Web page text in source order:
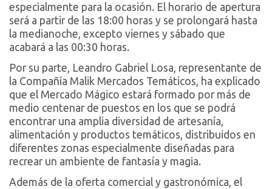
especialmente para la ocasión. El horario de apertura
será a partir de las 18:00 horas y se prolongará hasta
la medianoche, excepto viernes y sábado que
acabará a las 00:30 horas.
Por su parte, Leandro Gabriel Losa, representante de
la Compañía Malik Mercados Temáticos, ha explicado
que el Mercado Mágico estará formado por más de
medio centenar de puestos en los que se podrá
encontrar una amplia diversidad de artesanía,
alimentación y productos temáticos, distribuidos en
diferentes zonas especialmente diseñadas para
recrear un ambiente de fantasía y magia.
Además de la oferta comercial y gastronómica, el